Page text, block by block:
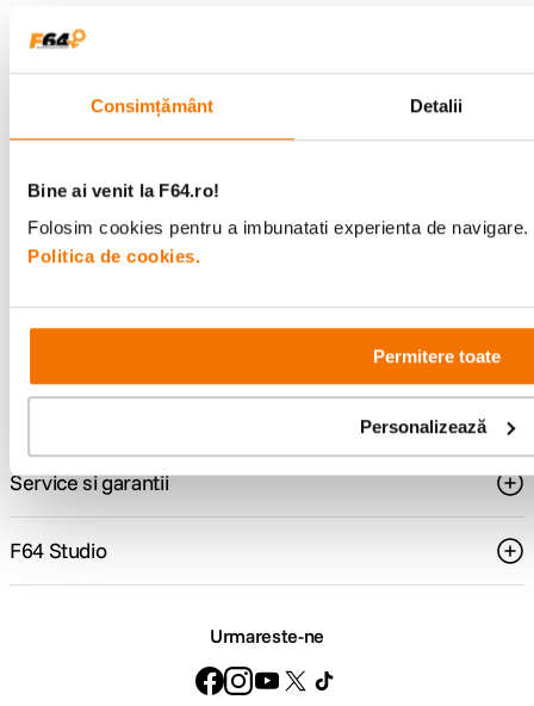
Consimțământ Detalii
Bine ai venit la F64.ro!
Folosim cookies pentru a imbunatati experienta de
Politica de cookies.
Permitere toate
Personalizează
ghiduri foto-video si oferte pregatite special
pentru tine.
specializata
499lei
Service si garantii
F64 Studio
Urmareste-ne